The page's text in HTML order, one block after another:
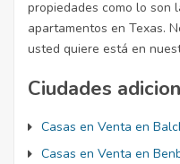
propiedades como lo son
apartamentos en Texas.
usted quiere está en
Ciudades
Casas en Venta en
Casas en Venta en